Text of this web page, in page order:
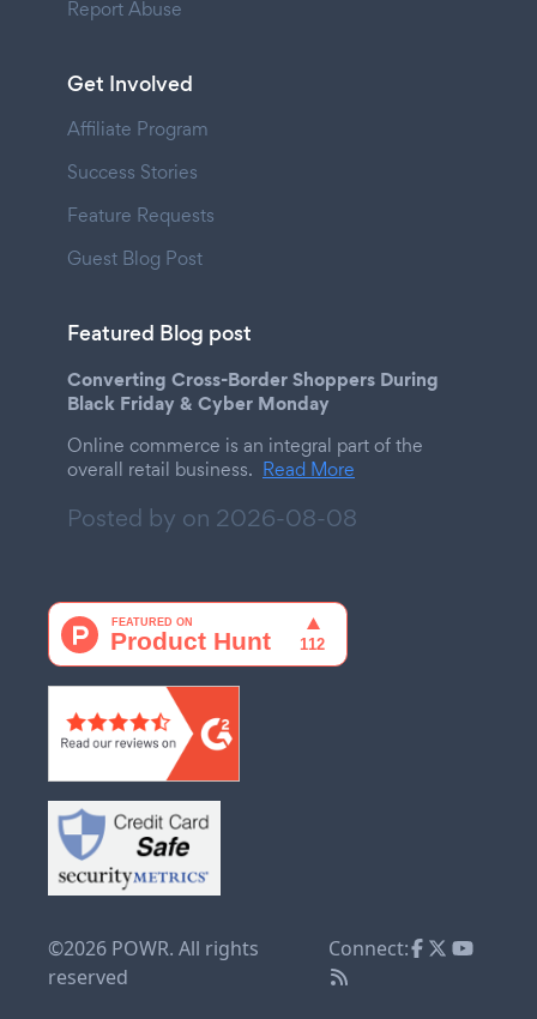
Report Abuse
Get Involved
Affiliate Program
Success Stories
Feature Requests
Guest Blog Post
Featured Blog post
Converting Cross-Border Shoppers During
Black Friday & Cyber Monday
Online commerce is an integral part of the
overall retail business. Read More
Posted by on 2026-08-08
©2026 POWR. All rights
reserved
Connect: